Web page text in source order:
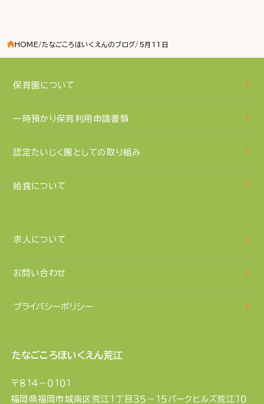
HOME たなごころほいくえんのブログ 5月11日
保育園について
一時預かり保育利用申請書類
認定たいじく園としての取り組み
給食について
求人について
お問い合わせ
プライバシーポリシー
たなごころほいくえん荒江
〒８１４－０１０１
福岡県福岡市城南区荒江１丁目３５－１５パークヒルズ荒江１０